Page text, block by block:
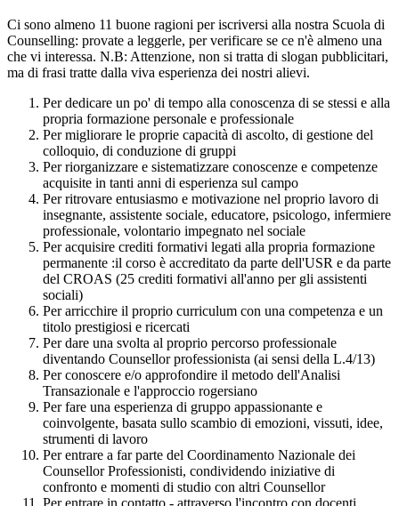
Ci sono almeno 11 buone ragioni per iscriversi alla nostra Scuola di
Counselling: provate a leggerle, per verificare se ce n'è almeno una
che vi interessa. N.B: Attenzione, non si tratta di slogan pubblicitari,
ma di frasi tratte dalla viva esperienza dei nostri alievi.
Per dedicare un po' di tempo alla conoscenza di se stessi e alla
propria formazione personale e professionale
Per migliorare le proprie capacità di ascolto, di gestione del
colloquio, di conduzione di gruppi
Per riorganizzare e sistematizzare conoscenze e competenze
acquisite in tanti anni di esperienza sul campo
Per ritrovare entusiasmo e motivazione nel proprio lavoro di
insegnante, assistente sociale, educatore, psicologo, infermiere
professionale, volontario impegnato nel sociale
Per acquisire crediti formativi legati alla propria formazione
permanente :il corso è accreditato da parte dell'USR e da parte
del CROAS (25 crediti formativi all'anno per gli assistenti
sociali)
Per arricchire il proprio curriculum con una competenza e un
titolo prestigiosi e ricercati
Per dare una svolta al proprio percorso professionale
diventando Counsellor professionista (ai sensi della L.4/13)
Per conoscere e/o approfondire il metodo dell'Analisi
Transazionale e l'approccio rogersiano
Per fare una esperienza di gruppo appassionante e
coinvolgente, basata sullo scambio di emozioni, vissuti, idee,
strumenti di lavoro
Per entrare a far parte del Coordinamento Nazionale dei
Counsellor Professionisti, condividendo iniziative di
confronto e momenti di studio con altri Counsellor